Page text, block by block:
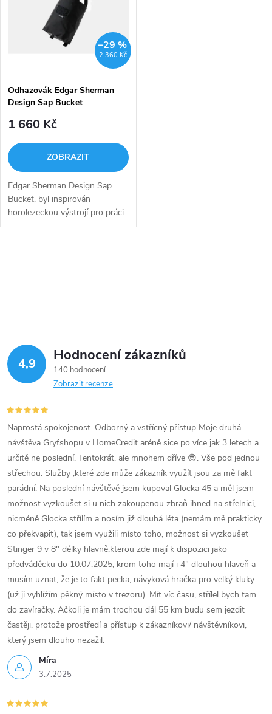
p
r
o
d
u
ů
Abecedně
s
p
r
o
d
u
2 360 Kč
–29 %
Odhazovák Edgar Sherman
Design Sap Bucket
1 660 Kč
ZOBRAZIT
Edgar Sherman Design Sap
Bucket, byl inspirován
horolezeckou výstrojí pro práci
ve výškách, kdy musí být
l
d
a
c
í
p
r
v
k
y
v
ý
p
i
s
u
4,9 Hodnocení zákazníků
140 hodnocení
Zobrazit recenze
Míra
3.7.2025
Naprostá spokojenost. Odborný a vstřícný přístup Moje druhá
návštěva Gryfshopu v HomeCredit aréně sice po více jak 3 letech a
určitě ne poslední. Tentokrát, ale mnohem dříve 😎. Vše pod jednou
střechou. Služby ,které zde může zákazník využít jsou za mě fakt
parádní. Na poslední návštěvě jsem kupoval Glocka 45 a měl jsem
možnost vyzkoušet si u nich zakoupenou zbraň ihned na střelnici,
nicméně Glocka střílím a nosím již dlouhá léta (nemám mě prakticky
co překvapit), tak jsem využili místo toho, možnost si vyzkoušet
Stinger 9 v 8" délky hlavně,kterou zde mají k dispozici jako
předváděcku do 10.07.2025, krom toho mají i 4" dlouhou hlaveň a
musím uznat, že je to fakt pecka, návyková hračka pro velký kluky
(už ji vyhlížím pěkný místo v trezoru). Mít víc času, střílel bych tam
do zavíračky. Ačkoli je mám trochou dál 55 km budu sem jezdit
častěji, protože prostředí a přístup k zákazníkovi/ návštěvníkovi,
který jsem dlouho nezažil.